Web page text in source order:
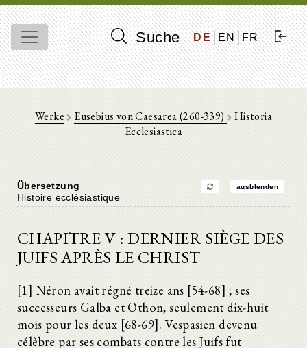
Suche DE EN FR
Werke Eusebius von Caesarea (260-339)
Historia
Ecclesiastica
Übersetzung ausblenden
Histoire ecclésiastique
CHAPITRE V : DERNIER SIÈGE DES
JUIFS APRÈS LE CHRIST
[1] Néron avait régné treize ans [54-68] ; ses
successeurs Galba et Othon, seulement dix-huit
mois pour les deux [68-69]. Vespasien devenu
célèbre par ses combats contre les Juifs fut